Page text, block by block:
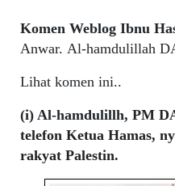
Komen Weblog Ibnu
Anwar. Al-hamdulillah
Lihat komen ini..
(i) Al-hamdulillh, PM
telefon Ketua Hamas,
rakyat Palestin.